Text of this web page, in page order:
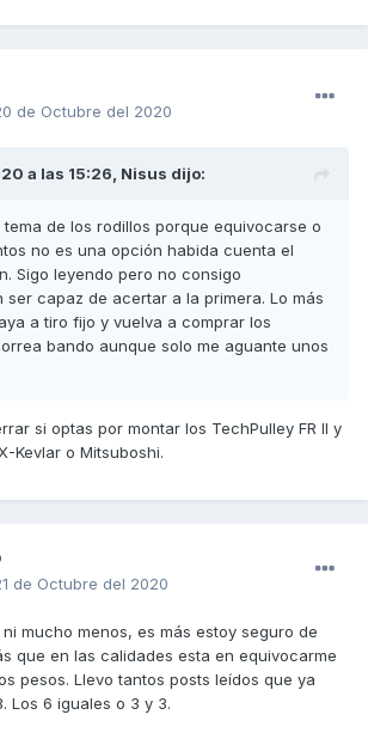
de Octubre del 2020
a las 15:26, Nisus dijo:
de los rodillos porque equivocarse o
no es una opción habida cuenta el
Sigo leyendo pero no consigo
ser capaz de acertar a la primera. Lo más
a tiro fijo y vuelva a comprar los
bando aunque solo me aguante unos
si optas por montar los TechPulley FR II y
Kevlar o Mitsuboshi.
de Octubre del 2020
mucho menos, es más estoy seguro de
que en las calidades esta en equivocarme
pesos. Llevo tantos posts leídos que ya
Los 6 iguales o 3 y 3.